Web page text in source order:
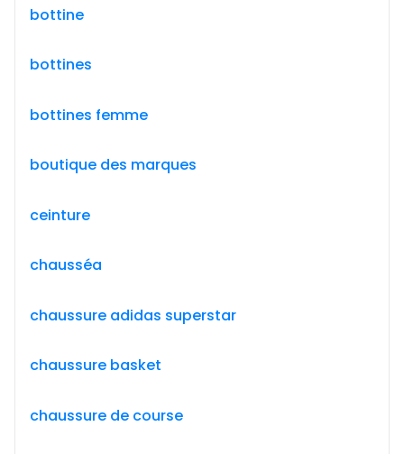
bottine
bottines
bottines femme
boutique des marques
ceinture
chausséa
chaussure adidas superstar
chaussure basket
chaussure de course